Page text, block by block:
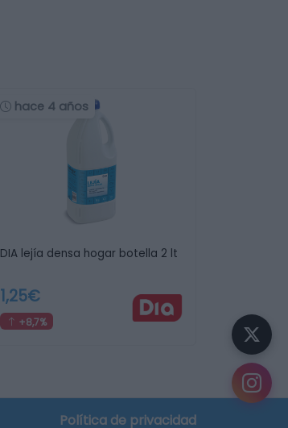
hace 4 años
DIA lejía densa hogar botella 2 lt
1,25€
+8,7%
Política de privacidad
Puedescrear tu lista de la compray descubrir
en qué supermercado te sale más barata.